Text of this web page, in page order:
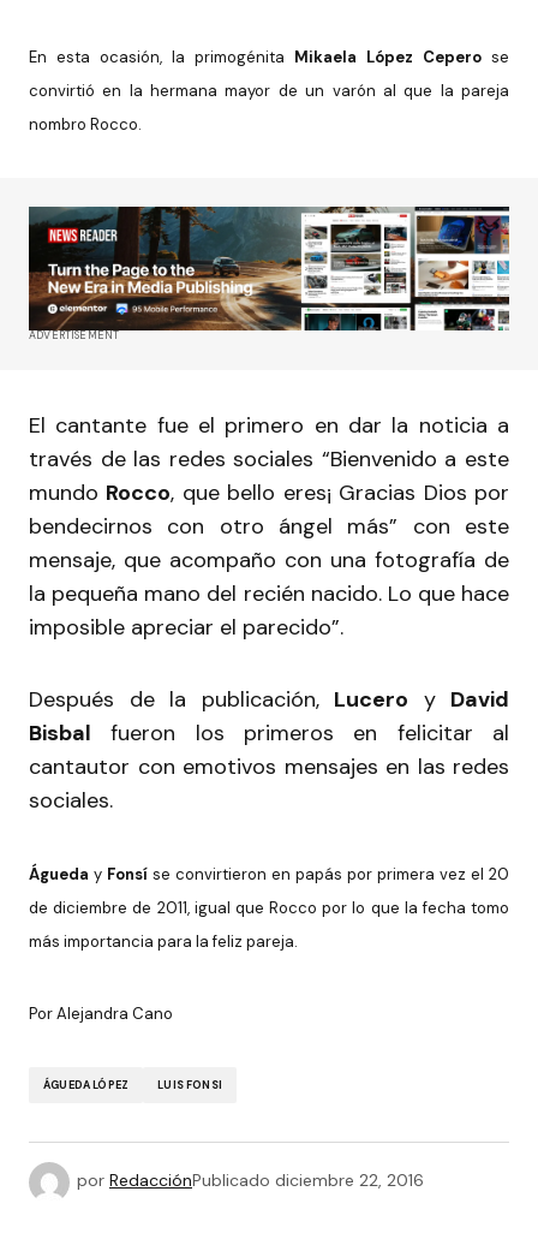
En esta ocasión, la primogénita Mikaela López Cepero se
convirtió en la hermana mayor de un varón al que la pareja
nombro Rocco.
ADVERTISEMENT
El cantante fue el primero en dar la noticia a
través de las redes sociales “Bienvenido a este
mundo Rocco, que bello eres¡ Gracias Dios por
bendecirnos con otro ángel más” con este
mensaje, que acompaño con una fotografía de
la pequeña mano del recién nacido. Lo que hace
imposible apreciar el parecido”.
Después de la publicación, Lucero y David
Bisbal fueron los primeros en felicitar al
cantautor con emotivos mensajes en las redes
sociales.
Águeda y Fonsí se convirtieron en papás por primera vez el 20
de diciembre de 2011, igual que Rocco por lo que la fecha tomo
más importancia para la feliz pareja.
Por Alejandra Cano
ÁGUEDA LÓPEZ LUIS FONSI
por RedacciónPublicado diciembre 22, 2016